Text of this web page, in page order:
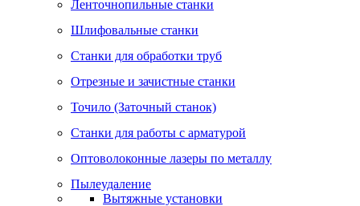
Ленточнопильные станки
Шлифовальные станки
Станки для обработки труб
Отрезные и зачистные станки
Точило (Заточный станок)
Станки для работы с арматурой
Оптоволоконные лазеры по металлу
Пылеудаление
Вытяжные установки